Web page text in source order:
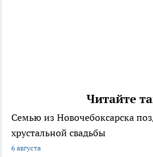
Читайте
Семью из Новочебоксарска
хрустальной свадьбы
6 августа